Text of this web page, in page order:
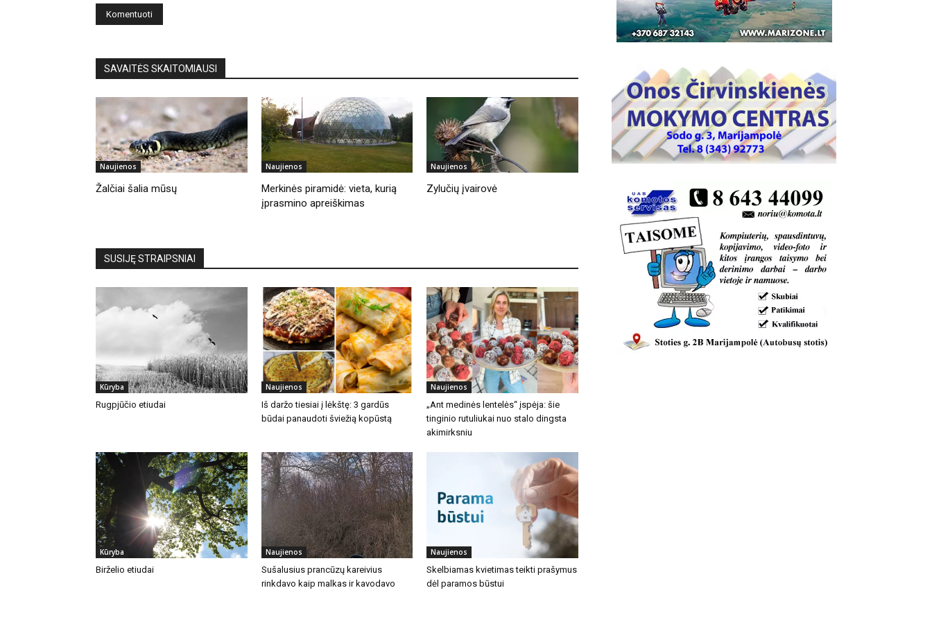
SAVAITĖS SKAITOMIAUSI
Naujienos
Žalčiai šalia mūsų
Naujienos
Merkinės piramidė: vieta, kurią
įprasmino apreiškimas
Naujienos
Zylučių įvairovė
SUSIJĘ STRAIPSNIAI
Kūryba
Rugpjūčio etiudai
Naujienos
Iš daržo tiesiai į lėkštę: 3 gardūs
būdai panaudoti šviežią kopūstą
Naujienos
„Ant medinės lentelės“ įspėja: šie
tinginio rutuliukai nuo stalo dingsta
akimirksniu
Kūryba
Birželio etiudai
Naujienos
Sušalusius prancūzų kareivius
rinkdavo kaip malkas ir kavodavo
Naujienos
Skelbiamas kvietimas teikti prašymus
dėl paramos būstui